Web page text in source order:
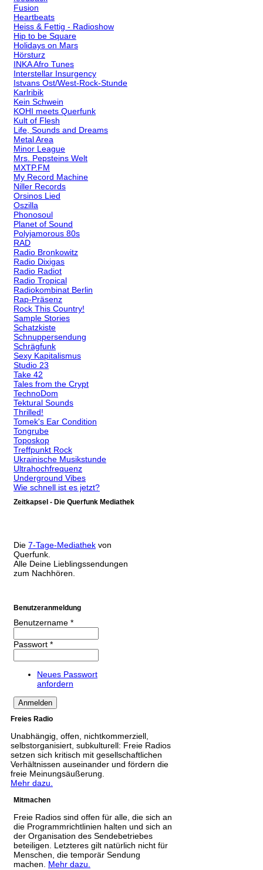
Fusion
Heartbeats
Heiss & Fettig - Radioshow
Hip to be Square
Holidays on Mars
Hörsturz
INKA Afro Tunes
Interstellar Insurgency
Istvans Ost/West-Rock-Stunde
Karlribik
Kein Schwein
KOHI meets Querfunk
Kult of Flesh
Life, Sounds and Dreams
Metal Area
Minor League
Mrs. Pepsteins Welt
MXTP.FM
My Record Machine
Niller Records
Orsinos Lied
Oszilla
Phonosoul
Planet of Sound
Polyjamorous 80s
RAD
Radio Bronkowitz
Radio Dixigas
Radio Radiot
Radio Tropical
Radiokombinat Berlin
Rap-Präsenz
Rock This Country!
Sample Stories
Schatzkiste
Schnuppersendung
Schrägfunk
Sexy Kapitalismus
Studio 23
Take 42
Tales from the Crypt
TechnoDom
Tektural Sounds
Thrilled!
Tomek's Ear Condition
Tongrube
Toposkop
Treffpunkt Rock
Ukrainische Musikstunde
Ultrahochfrequenz
Underground Vibes
Wie schnell ist es jetzt?
Zeitkapsel - Die Querfunk Mediathek
Die 7-Tage-Mediathek von
Querfunk.
Alle Deine Lieblingssendungen
zum Nachhören.
Benutzeranmeldung
Benutzername *
Passwort *
Neues Passwort
anfordern
Freies Radio
Unabhängig, offen, nichtkommerziell,
selbstorganisiert, subkulturell: Freie Radios
setzen sich kritisch mit gesellschaftlichen
Verhältnissen auseinander und fördern die
freie Meinungsäußerung.
Mehr dazu.
Mitmachen
Freie Radios sind offen für alle, die sich an
die Programmrichtlinien halten und sich an
der Organisation des Sendebetriebes
beteiligen. Letzteres gilt natürlich nicht für
Menschen, die temporär Sendung
machen. Mehr dazu.